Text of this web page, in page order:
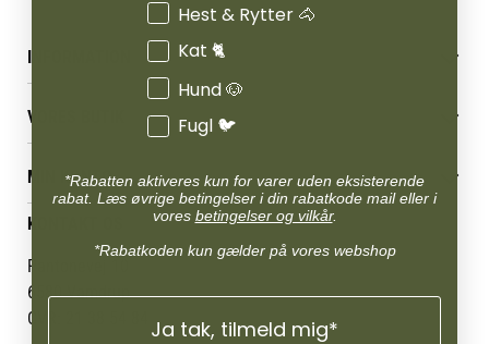
INFORMATION
Betingelser & vilkår
Reklamations- & fortrydelsesret
Levering & afhentning
Følg din bestilling
Persondatapolitik
Cookies
Returportal
VORES BUTIK
Job
Mærker
Om os
Om Vestjyllands Andel
Blog
Ofte stillede spørgsmål
MIN KONTO
Administrer min konto
Min Konto
KONTAKT OS
Pantonevej 10
6580 Vamdrup
CVR: 21 38 54 84
Hest & Rytter 🐴
Kat 🐈
Hund 🐶
Fugl 🐦
*Rabatten aktiveres kun for varer uden eksisterende
rabat. Læs øvrige betingelser i din rabatkode mail eller i
vores betingelser og vilkår.
*Rabatkoden kun gælder på vores webshop
Ja tak, tilmeld mig*